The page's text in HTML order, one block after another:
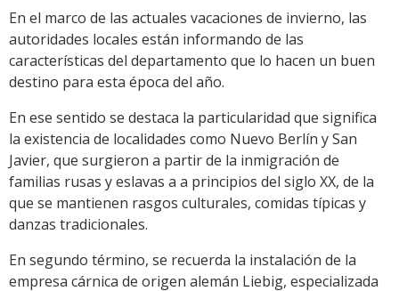
En el marco de las actuales vacaciones de invierno, las
autoridades locales están informando de las
características del departamento que lo hacen un buen
destino para esta época del año.
En ese sentido se destaca la particularidad que significa
la existencia de localidades como Nuevo Berlín y San
Javier, que surgieron a partir de la inmigración de
familias rusas y eslavas a a principios del siglo XX, de la
que se mantienen rasgos culturales, comidas típicas y
danzas tradicionales.
En segundo término, se recuerda la instalación de la
empresa cárnica de origen alemán Liebig, especializada